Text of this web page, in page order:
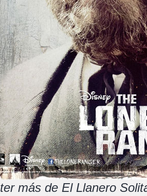
más de El Llanero